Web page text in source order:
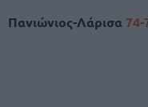
Πανιώνιος-Λάρισα 74-